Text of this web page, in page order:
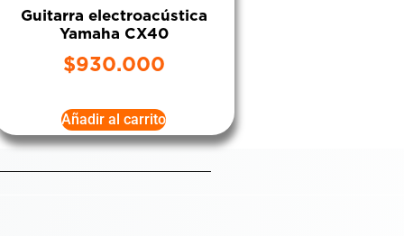
Guitarra electroacústica
Yamaha CX40
$930.000
Añadir al carrito